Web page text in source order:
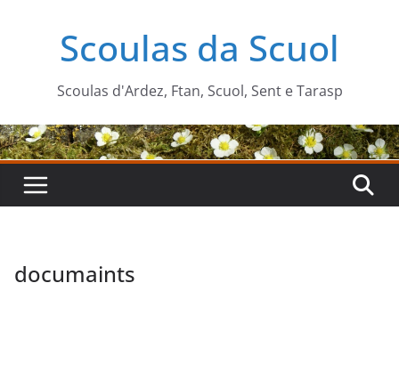
Scoulas da Scuol
Scoulas d'Ardez, Ftan, Scuol, Sent e Tarasp
documaints